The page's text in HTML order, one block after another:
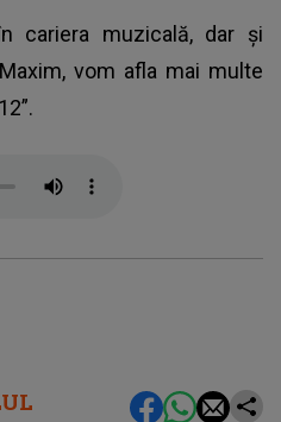
cariera muzicală, dar și
vom afla mai multe